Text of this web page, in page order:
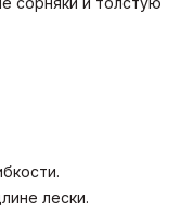
лески.